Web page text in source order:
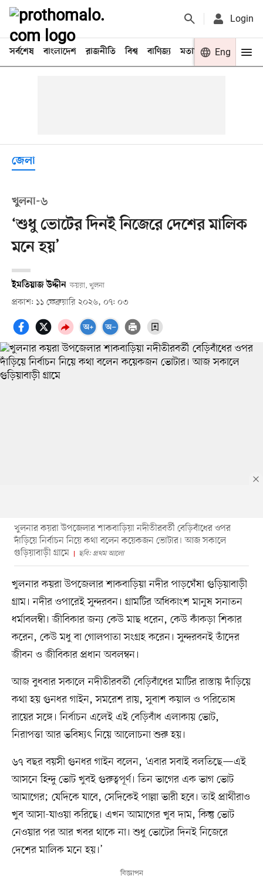
Login
সর্বশেষ বাংলাদেশ রাজনীতি বিশ্ব বাণিজ্য মতামত খেলা
Eng
জেলা
খুলনা-৬
‘শুধু ভোটের দিনই নিজেরে দেশের মালিক
মনে হয়’
ইমতিয়াজ উদ্দীন কয়রা, খুলনা
প্রকাশ: ১১ ফেব্রুয়ারি ২০২৬, ০৭: ০৩
খুলনার কয়রা উপজেলার শাকবাড়িয়া নদীতীরবর্তী বেড়িবাঁধের ওপর
দাঁড়িয়ে নির্বাচন নিয়ে কথা বলেন কয়েকজন ভোটার। আজ সকালে
গুড়িয়াবাড়ী গ্রামে
ছবি: প্রথম আলো
খুলনার কয়রা উপজেলার শাকবাড়িয়া নদীর পাড়ঘেঁষা গুড়িয়াবাড়ী
গ্রাম। নদীর ওপারেই সুন্দরবন। গ্রামটির অধিকাংশ মানুষ সনাতন
ধর্মাবলম্বী। জীবিকার জন্য কেউ মাছ ধরেন, কেউ কাঁকড়া শিকার
করেন, কেউ মধু বা গোলপাতা সংগ্রহ করেন। সুন্দরবনই তাঁদের
জীবন ও জীবিকার প্রধান অবলম্বন।
আজ বুধবার সকালে নদীতীরবর্তী বেড়িবাঁধের মাটির রাস্তায় দাঁড়িয়ে
কথা হয় গুনধর গাইন, সমরেশ রায়, সুবাশ কয়াল ও পরিতোষ
রায়ের সঙ্গে। নির্বাচন এলেই এই বেড়িবাঁধ এলাকায় ভোট,
নিরাপত্তা আর ভবিষ্যৎ নিয়ে আলোচনা শুরু হয়।
৬৭ বছর বয়সী গুনধর গাইন বলেন, ‘এবার সবাই বলতিছে—এই
আসনে হিন্দু ভোট খুবই গুরুত্বপূর্ণ। তিন ভাগের এক ভাগ ভোট
আমাগের; যেদিকে যাবে, সেদিকেই পাল্লা ভারী হবে। তাই প্রার্থীরাও
খুব আসা-যাওয়া করিছে। এখন আমাগের খুব দাম, কিন্তু ভোট
নেওয়ার পর আর খবর থাকে না। শুধু ভোটের দিনই নিজেরে
দেশের মালিক মনে হয়।’